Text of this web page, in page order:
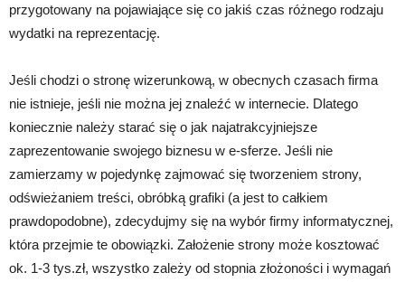
przygotowany na pojawiające się co jakiś czas różnego rodzaju
wydatki na reprezentację.
Jeśli chodzi o stronę wizerunkową, w obecnych czasach firma
nie istnieje, jeśli nie można jej znaleźć w internecie. Dlatego
koniecznie należy starać się o jak najatrakcyjniejsze
zaprezentowanie swojego biznesu w e-sferze. Jeśli nie
zamierzamy w pojedynkę zajmować się tworzeniem strony,
odświeżaniem treści, obróbką grafiki (a jest to całkiem
prawdopodobne), zdecydujmy się na wybór firmy informatycznej,
która przejmie te obowiązki. Założenie strony może kosztować
ok. 1-3 tys.zł, wszystko zależy od stopnia złożoności i wymagań